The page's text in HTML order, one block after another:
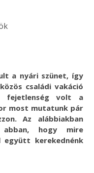
a nyári szünet, így
családi vakáció
fejetlenség volt a
most mutatunk pár
Az alábbiakban
hogy mire
együtt kerekednénk